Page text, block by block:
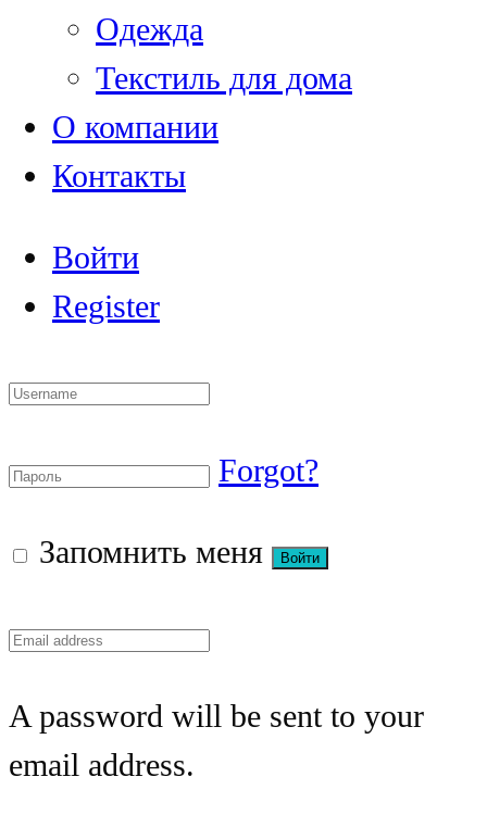
Одежда
Текстиль для дома
О компании
Контакты
Войти
Register
Forgot?
Запомнить меня
A password will be sent to your
email address.